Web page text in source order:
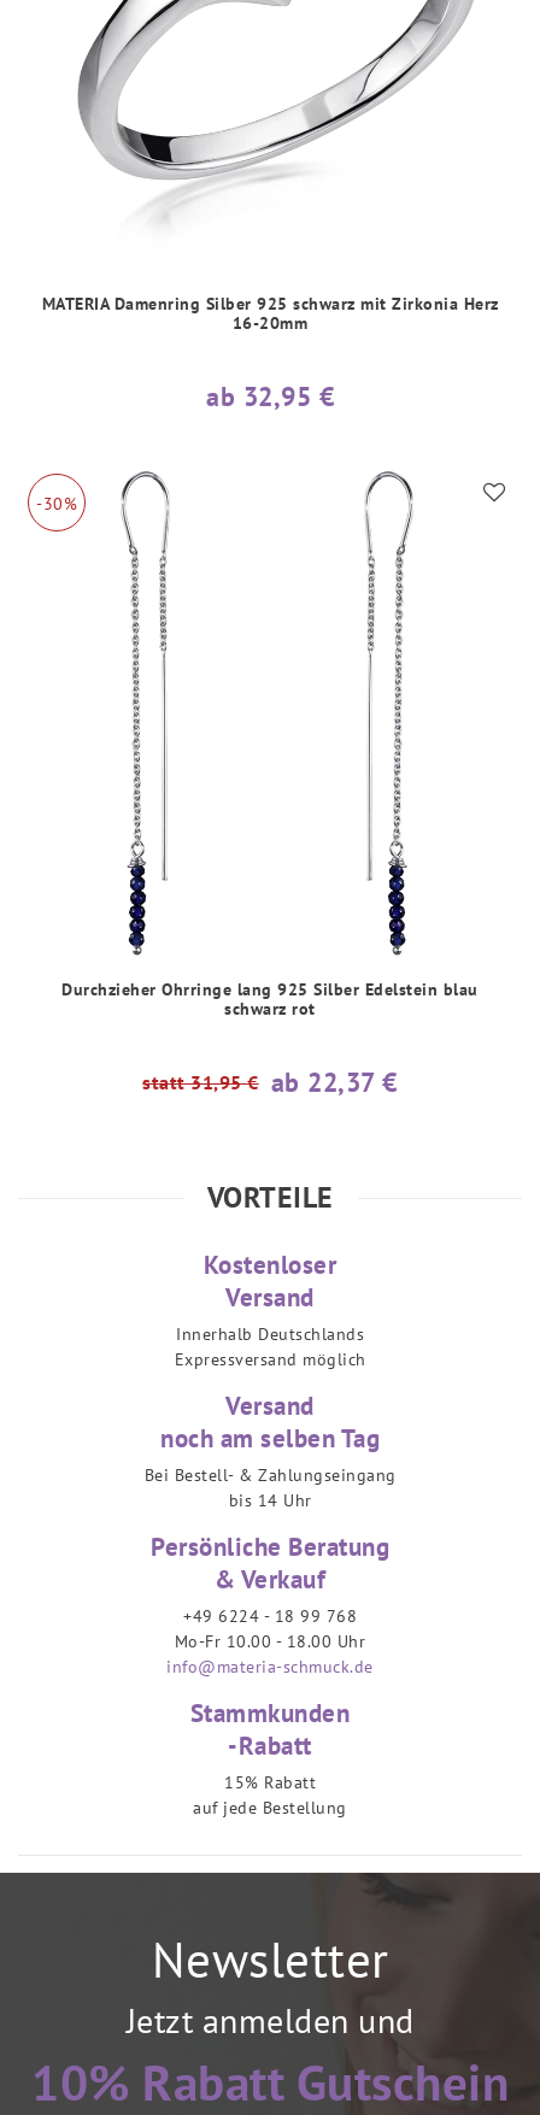
MATERIA Damenring Silber 925 schwarz mit Zirkonia Herz
16-20mm
ab 32,95 €
-30%
Durchzieher Ohrringe lang 925 Silber Edelstein blau
schwarz rot
statt 31,95 € ab 22,37 €
VORTEILE
Kostenloser
Versand
Innerhalb Deutschlands
Expressversand möglich
Versand
noch am selben Tag
Bei Bestell- & Zahlungseingang
bis 14 Uhr
Persönliche Beratung
& Verkauf
+49 6224 - 18 99 768
Mo-Fr 10.00 - 18.00 Uhr
info@materia-schmuck.de
Stammkunden
-Rabatt
15% Rabatt
auf jede Bestellung
Newsletter
Jetzt anmelden und
10% Rabatt Gutschein